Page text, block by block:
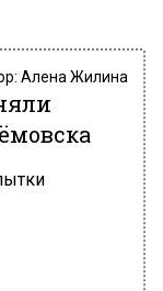
Алена Жилина